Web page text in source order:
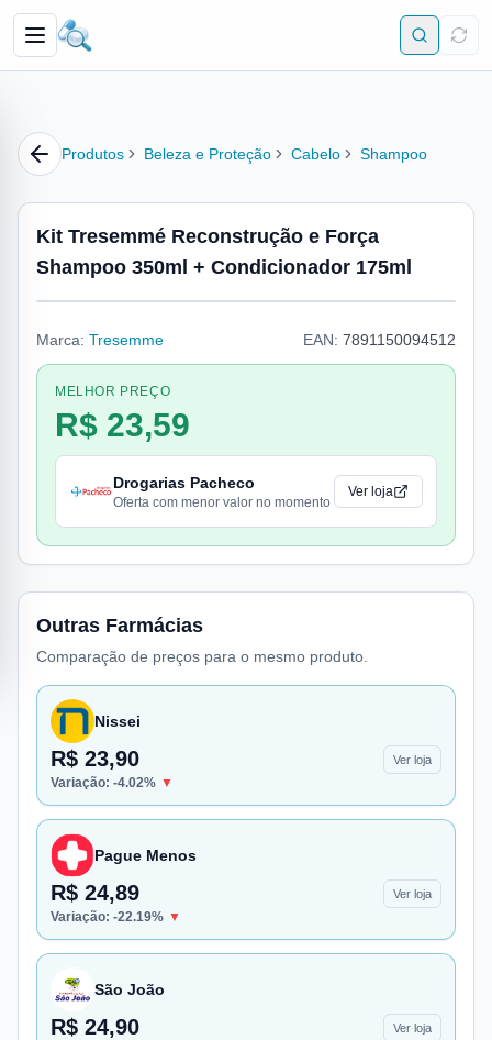
Produtos Beleza e Proteção Cabelo Shampoo
Kit Tresemmé Reconstrução e Força
Shampoo 350ml + Condicionador 175ml
Marca: Tresemme EAN: 7891150094512
MELHOR PREÇO
R$ 23,59
Drogarias Pacheco
Oferta com menor valor no momento
Ver loja
Outras Farmácias
Comparação de preços para o mesmo produto.
Nissei
R$ 23,90 Ver loja
Variação: -4.02% ▼
Pague Menos
R$ 24,89 Ver loja
Variação: -22.19% ▼
São João
R$ 24,90 Ver loja